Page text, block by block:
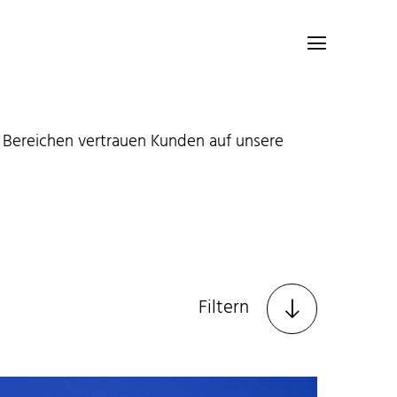

vertrauen Kunden auf unsere
Filtern 